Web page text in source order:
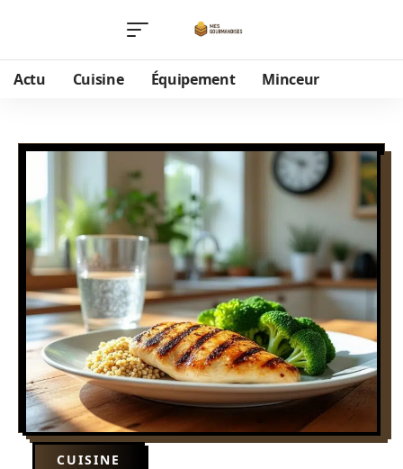
Actu Cuisine Équipement Minceur
CUISINE